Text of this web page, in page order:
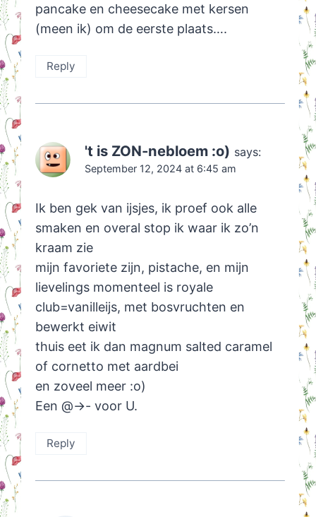
pancake en cheesecake met kersen
(meen ik) om de eerste plaats….
Reply
't is ZON-nebloem :o) says:
September 12, 2024 at 6:45 am
Ik ben gek van ijsjes, ik proef ook alle
smaken en overal stop ik waar ik zo’n
kraam zie
mijn favoriete zijn, pistache, en mijn
lievelings momenteel is royale
club=vanilleijs, met bosvruchten en
bewerkt eiwit
thuis eet ik dan magnum salted caramel
of cornetto met aardbei
en zoveel meer :o)
Een @->- voor U.
Reply